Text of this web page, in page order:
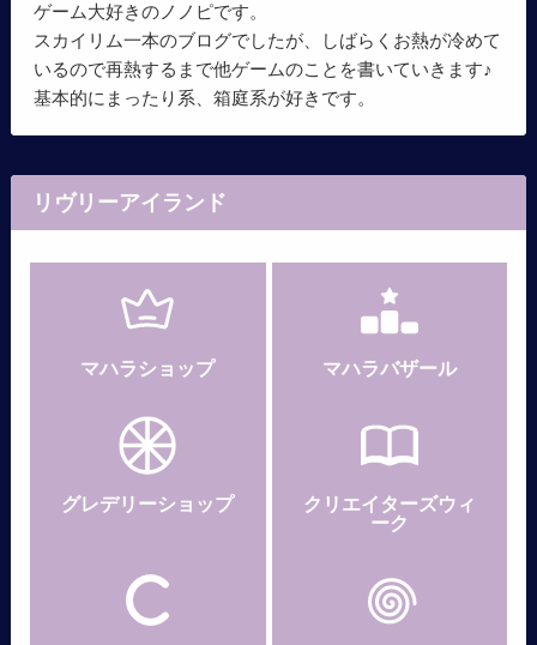
ゲーム大好きのノノピです。
スカイリム一本のブログでしたが、しばらくお熱が冷めて
いるので再熱するまで他ゲームのことを書いていきます♪
基本的にまったり系、箱庭系が好きです。
リヴリーアイランド
マハラショップ マハラバザール
グレデリーショップ
クリエイターズウィ
ーク